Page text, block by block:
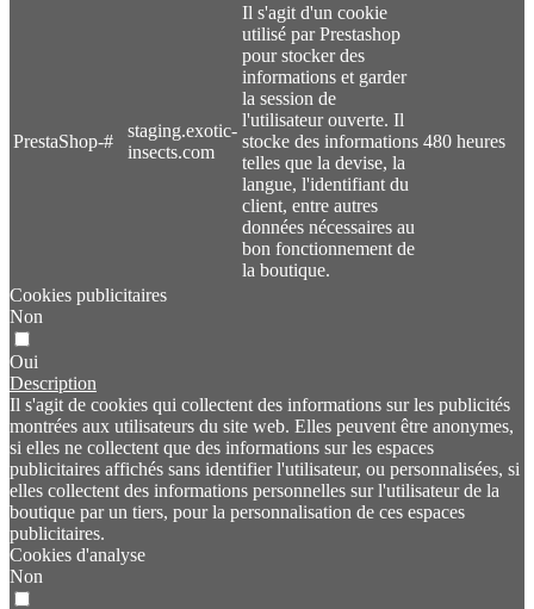
PrestaShop-#
staging.exotic-
insects.com
Il s'agit d'un cookie
utilisé par Prestashop
pour stocker des
informations et garder
la session de
l'utilisateur ouverte. Il
stocke des informations
telles que la devise, la
langue, l'identifiant du
client, entre autres
données nécessaires au
bon fonctionnement de
la boutique.
480 heures
Cookies publicitaires
Non
Oui
Description
Il s'agit de cookies qui collectent des informations sur les publicités
montrées aux utilisateurs du site web. Elles peuvent être anonymes,
si elles ne collectent que des informations sur les espaces
publicitaires affichés sans identifier l'utilisateur, ou personnalisées, si
elles collectent des informations personnelles sur l'utilisateur de la
boutique par un tiers, pour la personnalisation de ces espaces
publicitaires.
Cookies d'analyse
Non